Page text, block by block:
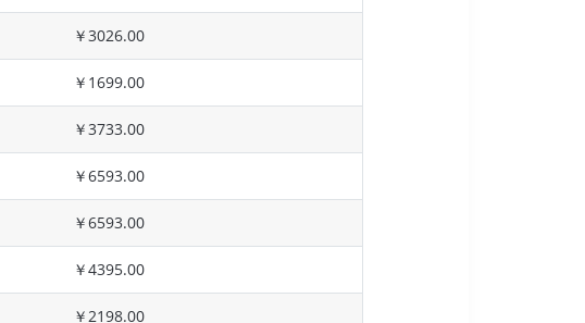
￥3026.00
￥1699.00
￥3733.00
￥6593.00
￥6593.00
￥4395.00
￥2198.00